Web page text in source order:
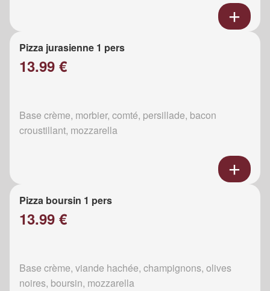
Pizza jurasienne 1 pers
13.99 €
Base crème, morbier, comté, persillade, bacon
croustillant, mozzarella
Pizza boursin 1 pers
13.99 €
Base crème, viande hachée, champignons, olives
noires, boursin, mozzarella